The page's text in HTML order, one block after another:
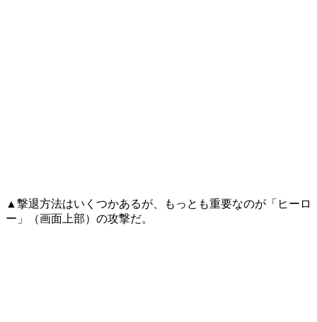
▲撃退方法はいくつかあるが、もっとも重要なのが「ヒーロ
ー」（画面上部）の攻撃だ。